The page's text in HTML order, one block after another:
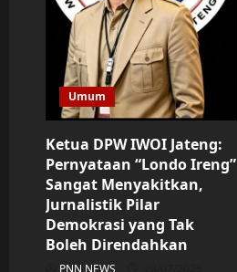
Terealisasi
Di
Desa
Sidanegara
“Bali
Ndesa
Mbangun
Desa”
Umum
Ketua DPW IWOI Jateng:
Pernyataan “Londo Ireng”
Sangat Menyakitkan,
Jurnalistik Pilar
Demokrasi yang Tak
Boleh Direndahkan
PNN NEWS